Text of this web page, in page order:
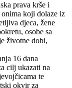
prava krše i
koji dolaze iz
djeca, žene
osobe sa
životne dobi,
16 dana
cilj ukazati na
te
okvir za